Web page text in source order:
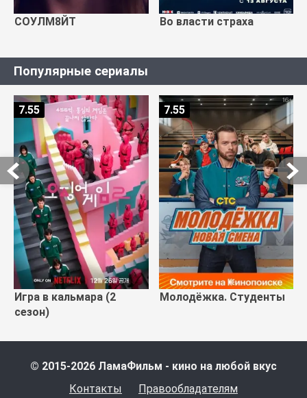
СОУЛМ8ЙТ Во власти страха
Популярные сериалы
Игра в кальмара (2
сезон)
7.55
Молодёжка. Студенты
7.55
© 2015-2026 ЛамаФильм - кино на любой вкус
Контакты
Правообладателям